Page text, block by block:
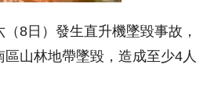
8日）發生直升機墜毀事故，
山林地帶墜毀，造成至少4人